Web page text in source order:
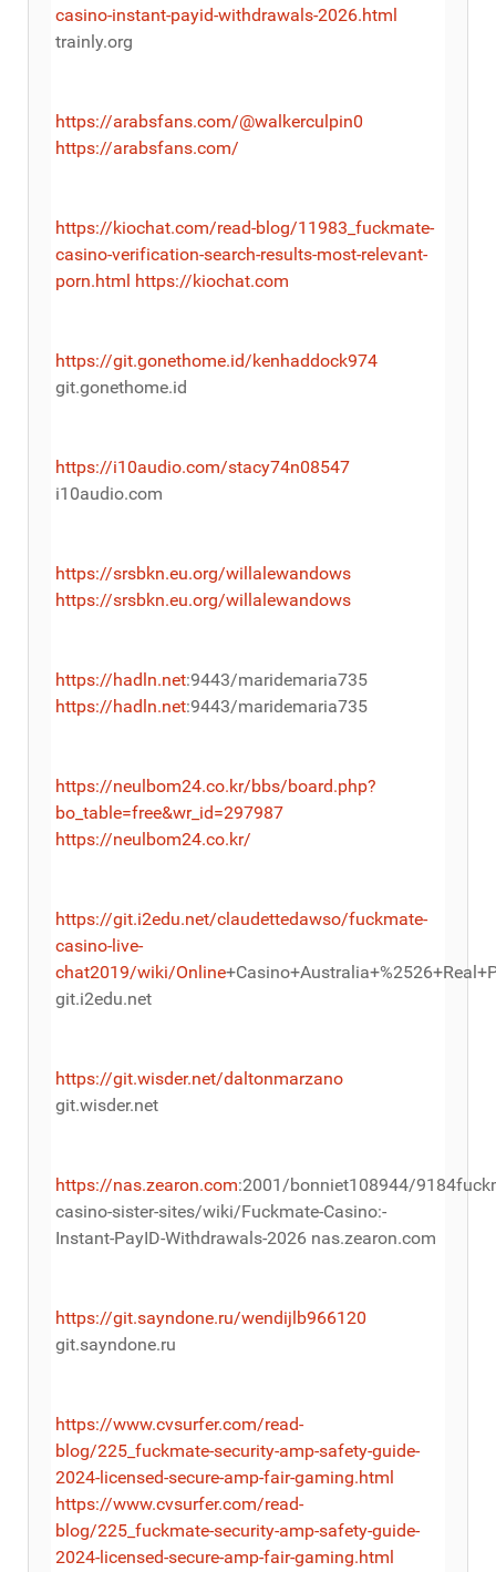
casino-instant-payid-withdrawals-2026.html
trainly.org
https://arabsfans.com/@walkerculpin0
https://arabsfans.com/
https://kiochat.com/read-blog/11983_fuckmate-
casino-verification-search-results-most-relevant-
porn.html https://kiochat.com
https://git.gonethome.id/kenhaddock974
git.gonethome.id
https://i10audio.com/stacy74n08547
i10audio.com
https://srsbkn.eu.org/willalewandows
https://srsbkn.eu.org/willalewandows
https://hadln.net:9443/maridemaria735
https://hadln.net:9443/maridemaria735
https://neulbom24.co.kr/bbs/board.php?
bo_table=free&wr_id=297987
https://neulbom24.co.kr/
https://git.i2edu.net/claudettedawso/fuckmate-
casino-live-
chat2019/wiki/Online
git.i2edu.net
https://git.wisder.net/daltonmarzano
git.wisder.net
https://nas.zearon.com:2001/bonniet108944/
casino-sister-sites/wiki/Fuckmate-Casino:-
Instant-PayID-Withdrawals-2026 nas.zearon.com
https://git.sayndone.ru/wendijlb966120
git.sayndone.ru
https://www.cvsurfer.com/read-
blog/225_fuckmate-security-amp-safety-guide-
2024-licensed-secure-amp-fair-gaming.html
https://www.cvsurfer.com/read-
blog/225_fuckmate-security-amp-safety-guide-
2024-licensed-secure-amp-fair-gaming.html